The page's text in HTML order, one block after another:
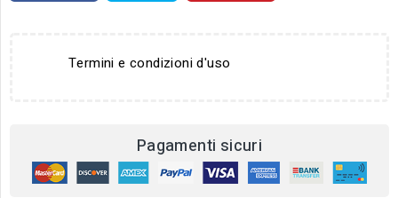
Termini e condizioni d'uso
Pagamenti sicuri